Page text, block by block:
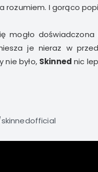
rozumiem. I gorąco
mogło
je nieraz w
nie było, Skinned nic